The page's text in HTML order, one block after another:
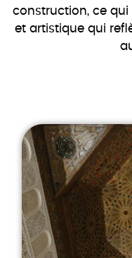
construction, ce
et artistique qui